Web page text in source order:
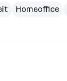
Homeoffice